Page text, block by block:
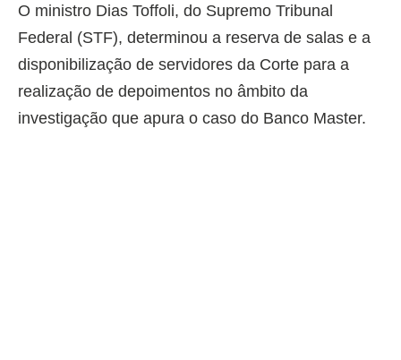
O ministro Dias Toffoli, do Supremo Tribunal
Federal (STF), determinou a reserva de salas e a
disponibilização de servidores da Corte para a
realização de depoimentos no âmbito da
investigação que apura o caso do Banco Master.